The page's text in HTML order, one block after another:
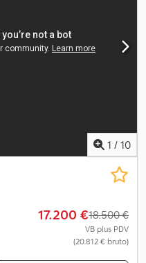
1 / 10
17.200 €18.500 €
VB plus PDV
(20.812 € bruto)